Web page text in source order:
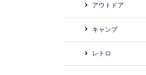
アウトドア
キャンプ
レトロ